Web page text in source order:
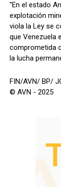
"En el estado
explotación
viola la Ley se
que Venezuela
comprometida
la lucha
FIN/AVN/ BP/
© AVN - 2025